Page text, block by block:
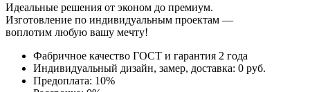
Идеальные решения от эконом до премиум.
Изготовление по индивидуальным проектам —
воплотим любую вашу мечту!
Фабричное качество ГОСТ и гарантия 2 года
Индивидуальный дизайн, замер, доставка: 0 руб.
Предоплата: 10%